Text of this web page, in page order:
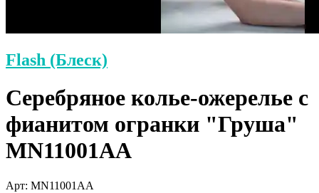
Flash (Блеск)
Серебряное колье-ожерелье с
фианитом огранки "Груша"
MN11001AA
Арт: MN11001AA